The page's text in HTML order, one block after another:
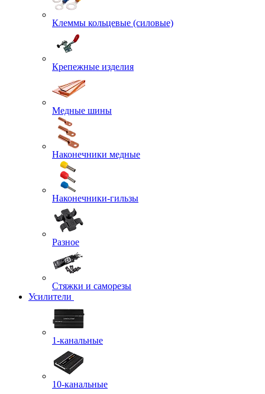
Клеммы кольцевые (силовые)
Крепежные изделия
Медные шины
Наконечники медные
Наконечники-гильзы
Разное
Стяжки и саморезы
Усилители
1-канальные
10-канальные